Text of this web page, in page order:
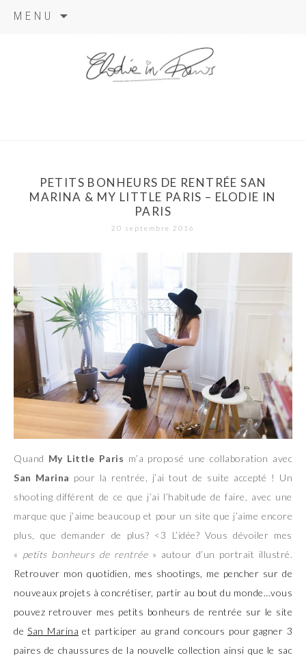
MENU
PETITS BONHEURS DE RENTRÉE SAN
MARINA & MY LITTLE PARIS – ELODIE IN
PARIS
20 septembre 2016
Quand My Little Paris m’a proposé une collaboration avec
San Marina pour la rentrée, j’ai tout de suite accepté ! Un
shooting différent de ce que j’ai l’habitude de faire, avec une
marque que j’aime beaucoup et pour un site que j’aime encore
plus, que demander de plus? <3 L’idée? Vous dévoiler mes
« petits bonheurs de rentrée» autour d’un portrait illustré.
Retrouver mon quotidien, mes shootings, me pencher sur de
nouveaux projets à concrétiser, partir au bout du monde…vous
pouvez retrouver mes petits bonheurs de rentrée sur le site
deSan Marina et participer au grand concours pour gagner 3
paires de chaussures de la nouvelle collection ainsi que le sac